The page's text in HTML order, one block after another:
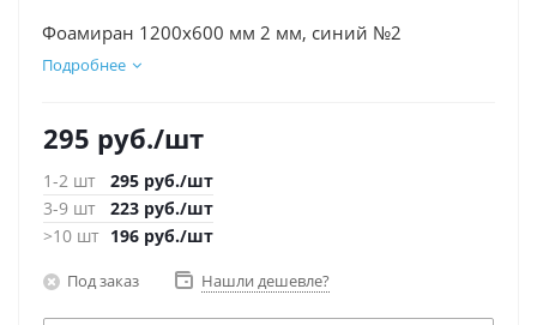
Фоамиран 1200х600 мм 2 мм, синий №2
Подробнее
295 руб./шт
1-2 шт 295 руб./шт
3-9 шт
223 руб./шт
>10 шт 196 руб./шт
Под заказ Нашли дешевле?